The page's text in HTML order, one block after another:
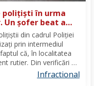
polițiști în urma
Un șofer beat a
din cadrul Poliției
prin intermediul
că, în localitatea
rutier. Din verificări a
pe strada
Infractional